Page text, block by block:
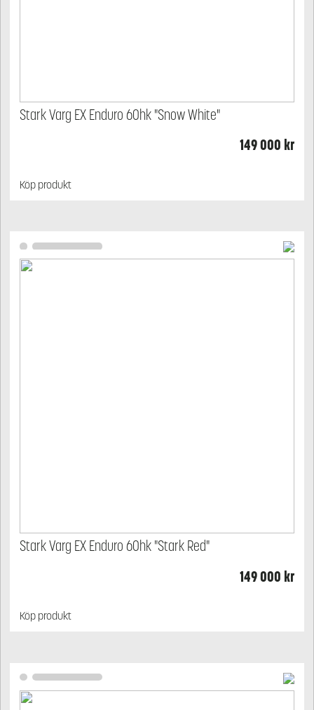
Stark Varg EX Enduro 60hk "Snow White"
149 000 kr
Köp produkt
Stark Varg EX Enduro 60hk "Stark Red"
149 000 kr
Köp produkt